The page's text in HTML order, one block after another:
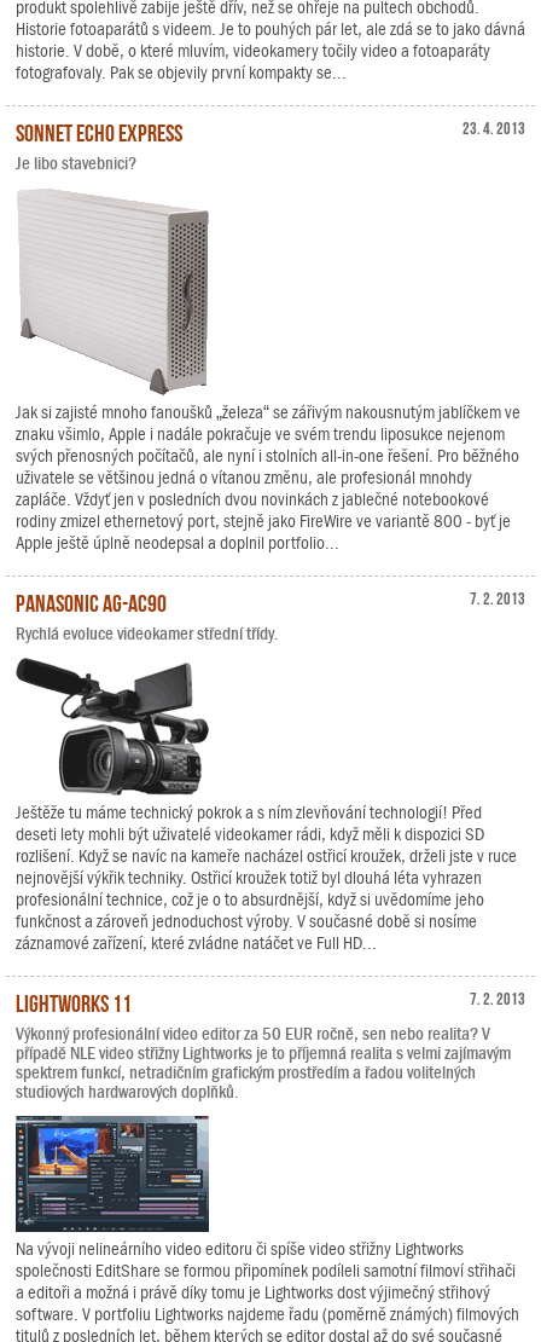
produkt spolehlivě zabije ještě dřív, než se ohřeje na pultech obchodů.
Historie fotoaparátů s videem. Je to pouhých pár let, ale zdá se to jako dávná
historie. V době, o které mluvím, videokamery točily video a fotoaparáty
fotografovaly. Pak se objevily první kompakty se...
23. 4. 2013
Sonnet Echo Express
Je libo stavebnici?
Jak si zajisté mnoho fanoušků „železa“ se zářivým nakousnutým jablíčkem ve
znaku všimlo, Apple i nadále pokračuje ve svém trendu liposukce nejenom
svých přenosných počítačů, ale nyní i stolních all-in-one řešení. Pro běžného
uživatele se většinou jedná o vítanou změnu, ale profesionál mnohdy
zapláče. Vždyť jen v posledních dvou novinkách z jablečné notebookové
rodiny zmizel ethernetový port, stejně jako FireWire ve variantě 800 - byť je
Apple ještě úplně neodepsal a doplnil portfolio...
7. 2. 2013
Panasonic AG-AC90
Rychlá evoluce videokamer střední třídy.
Ještěže tu máme technický pokrok a s ním zlevňování technologií! Před
deseti lety mohli být uživatelé videokamer rádi, když měli k dispozici SD
rozlišení. Když se navíc na kameře nacházel ostřicí kroužek, drželi jste v ruce
nejnovější výkřik techniky. Ostřicí kroužek totiž byl dlouhá léta vyhrazen
profesionální technice, což je o to absurdnější, když si uvědomíme jeho
funkčnost a zároveň jednoduchost výroby. V současné době si nosíme
záznamové zařízení, které zvládne natáčet ve Full HD...
7. 2. 2013
Lightworks 11
Výkonný profesionální video editor za 50 EUR ročně, sen nebo realita? V
případě NLE video střižny Lightworks je to příjemná realita s velmi zajímavým
spektrem funkcí, netradičním grafickým prostředím a řadou volitelných
studiových hardwarových doplňků.
Na vývoji nelineárního video editoru či spíše video střižny Lightworks
společnosti EditShare se formou připomínek podíleli samotní filmoví střihači
a editoři a možná i právě díky tomu je Lightworks dost výjimečný střihový
software. V portfoliu Lightworks najdeme řadu (poměrně známých) filmových
titulů z posledních let, během kterých se editor dostal až do své současné